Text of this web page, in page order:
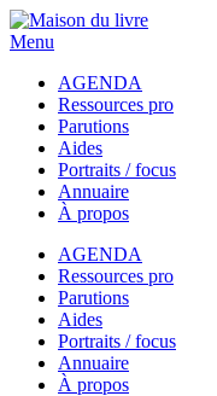
Menu
AGENDA
Ressources pro
Parutions
Aides
Portraits / focus
Annuaire
À propos
AGENDA
Ressources pro
Parutions
Aides
Portraits / focus
Annuaire
À propos